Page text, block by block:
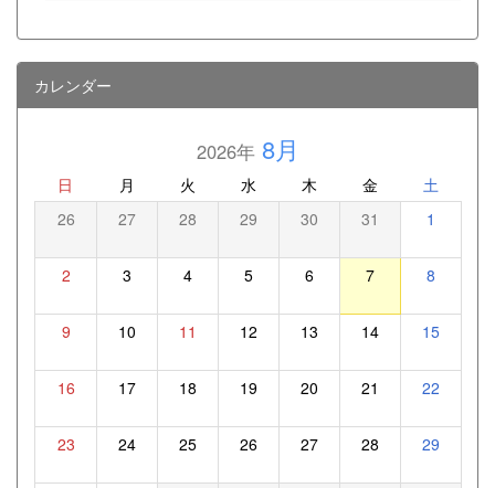
カレンダー
2026年8月
日 月 火 水 木 金 土
26 27 28 29 30 31 1
2 3 4 5 6 7 8
9 10 11 12 13 14 15
16 17 18 19 20 21 22
23 24 25 26 27 28 29